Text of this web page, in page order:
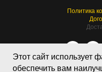
Этот сайт использует
обеспечить вам
Политика